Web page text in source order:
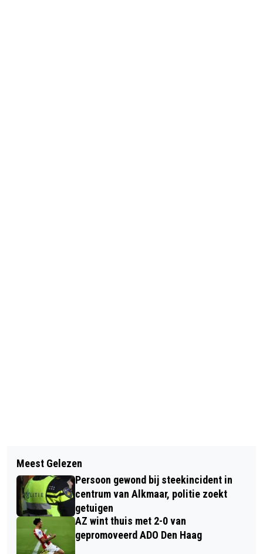
AQUAKICKBOKS EN AQUAJUMP BIJ
ZWEMBAD HOORNSE VAART
GEWONDEN EN VEEL
VERKEERSHINDER DOOR ONGELUK OP
A9
Meest Gelezen
Persoon gewond bij steekincident in
centrum van Alkmaar, politie zoekt
getuigen
AZ wint thuis met 2-0 van
gepromoveerd ADO Den Haag